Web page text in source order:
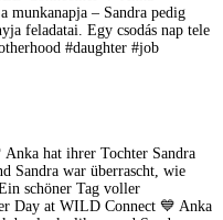
hat ihrer Tochter Sandra
Sandra war überrascht, wie
schöner Tag voller
Day at WILD Connect 💙 Anka